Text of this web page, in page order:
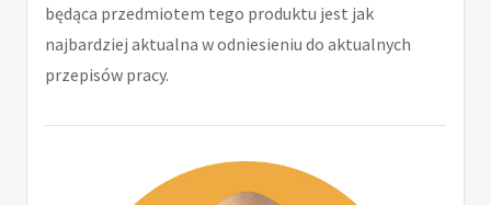
będąca przedmiotem tego produktu jest jak
najbardziej aktualna w odniesieniu do aktualnych
przepisów pracy.